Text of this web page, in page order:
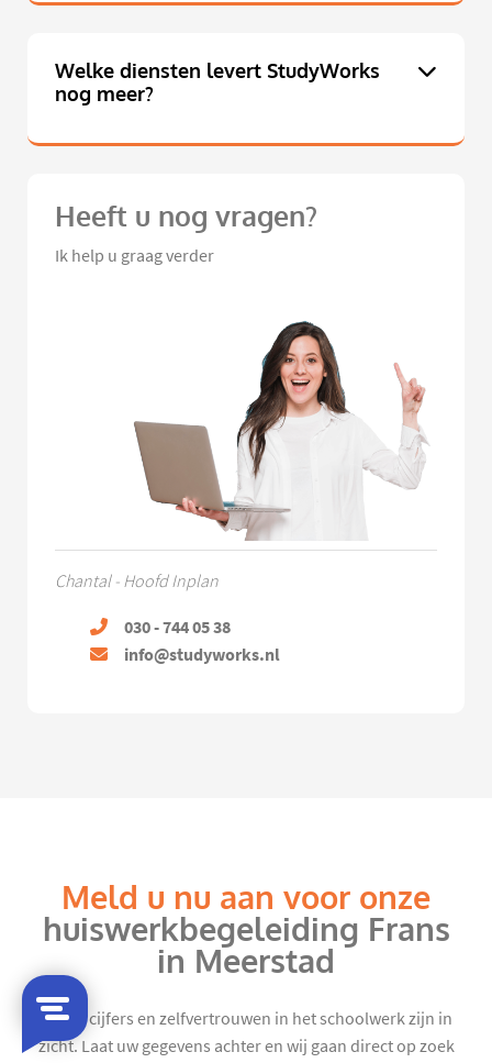
Welke diensten levert StudyWorks
nog meer?
Heeft u nog vragen?
Ik help u graag verder
Chantal - Hoofd Inplan
030 - 744 05 38
info@studyworks.nl
Meld u nu aan voor onze
huiswerkbegeleiding Frans
in Meerstad
Mooie cijfers en zelfvertrouwen in het schoolwerk zijn in
zicht. Laat uw gegevens achter en wij gaan direct op zoek